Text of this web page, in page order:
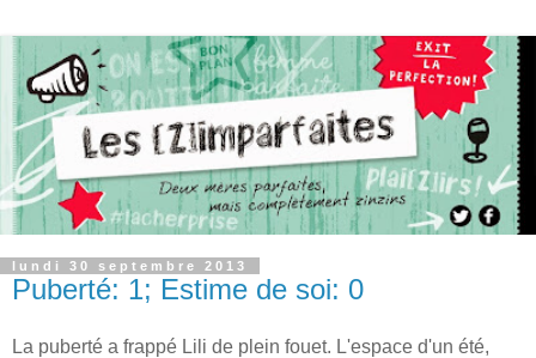
lundi 30 septembre 2013
Puberté: 1; Estime de soi: 0
La puberté a frappé Lili de plein fouet. L'espace d'un été,